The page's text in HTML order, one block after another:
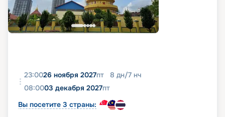
23:0026 ноября 2027пт 8 дн/7 нч
08:0003 декабря 2027пт
Вы посетите 3 страны: